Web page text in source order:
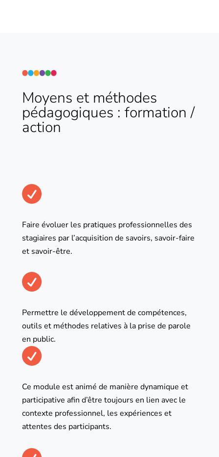
Moyens et méthodes
pédagogiques : formation /
action

Faire évoluer les pratiques professionnelles des
stagiaires par l’acquisition de savoirs, savoir-faire
et savoir-être.

Permettre le développement de compétences,
outils et méthodes relatives à la prise de parole
en public.

Ce module est animé de manière dynamique et
participative afin d’être toujours en lien avec le
contexte professionnel, les expériences et
attentes des participants.